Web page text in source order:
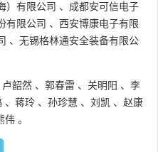
）有限公司 、 成都安可信电子
有限公司 、 西安博康电子有限
、 无锡格林通安全装备有限公
卢韶然 、 郭春雷 、 关明阳 、 李
、 蒋玲 、 孙珍慧 、 刘凯 、 赵康
伟 。